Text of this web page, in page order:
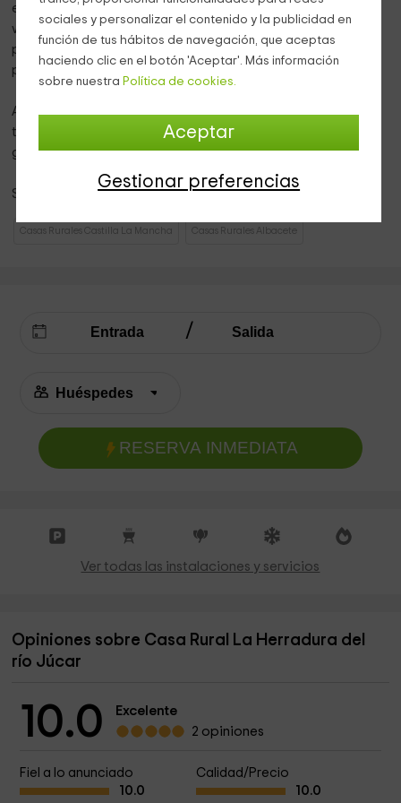
sociales y personalizar el contenido y la publicidad en
función de tus hábitos de navegación, que aceptas
haciendo clic en el botón 'Aceptar'. Más información
sobre nuestra Política de cookies.
Aceptar
Gestionar preferencias
en él, para poder comer o relajarte. Está cerrado por una
verja y se accede a él mediante una puerta. No te
preocupes si tienes niños, no podrán salir si no quieres
porque puedes cerrar con llave.
Además, tenemos zona ajardinada con columpios y
tobogán para que los niños puedan divertirse y para la
gente mayor tenemos 2 barbacoas.
Se incluye: leña gratis para la barbacoa y chimenea.
Casas Rurales Castilla La Mancha Casas Rurales Albacete
RESERVA INMEDIATA
Ver todas las instalaciones y servicios
Opiniones sobre Casa Rural La Herradura del
río Júcar
10.0
Excelente
2 opiniones
Fiel a lo anunciado
10.0
Calidad/Precio
10.0